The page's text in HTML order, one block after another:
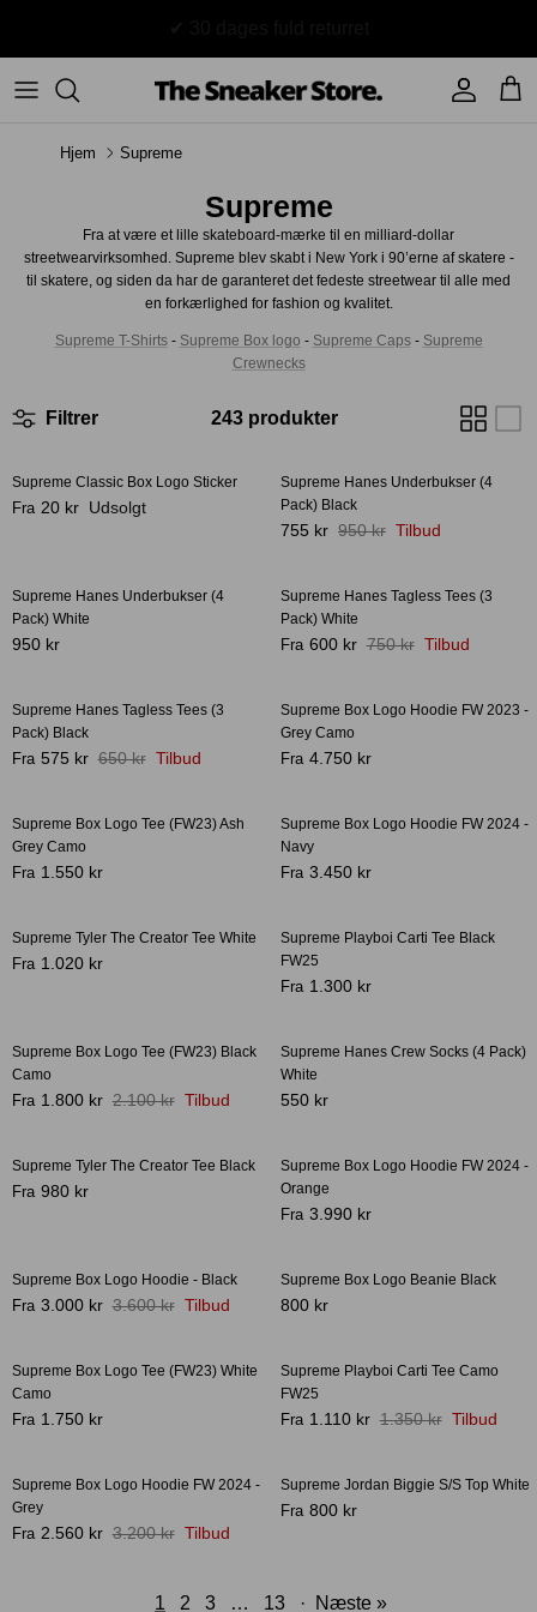
Sneakers
Adidas
UGG
Yeezy
Andre brands
Stüssy
Supreme
BAPE - A Bathing Ape
TSS Collection
Accessories
Sneaker rengøring
Hjem Supreme
Supreme
Fra at være et lille skateboard-mærke til en milliard-dollar
streetwearvirksomhed. Supreme blev skabt i New York i 90’erne af skatere -
til skatere, og siden da har de garanteret det fedeste streetwear til alle med
en forkærlighed for fashion og kvalitet.
Supreme T-Shirts- Supreme Box logo - Supreme Caps- Supreme
Crewnecks
Filtrer 243 produkter
Supreme Classic Box Logo Sticker
Fra 20 kr Udsolgt
-21%
Supreme Hanes Underbukser (4
Pack) Black
755 kr 950 kr Tilbud
Supreme Hanes Underbukser (4
Pack) White
950 kr
Bestseller
-20%
Supreme Hanes Tagless Tees (3
Pack) White
Fra 600 kr 750 kr Tilbud
-12%
Supreme Hanes Tagless Tees (3
Pack) Black
Fra 575 kr 650 kr Tilbud
Supreme Box Logo Hoodie FW 2023 -
Grey Camo
Fra 4.750 kr
Supreme Box Logo Tee (FW23) Ash
Grey Camo
Fra 1.550 kr
Supreme Box Logo Hoodie FW 2024 -
Navy
Fra 3.450 kr
Supreme Tyler The Creator Tee White
Fra 1.020 kr
Supreme Playboi Carti Tee Black
FW25
Fra 1.300 kr
-14%
Supreme Box Logo Tee (FW23) Black
Camo
Fra 1.800 kr 2.100 kr Tilbud
Supreme Hanes Crew Socks (4 Pack)
White
550 kr
Supreme Tyler The Creator Tee Black
Fra 980 kr
Supreme Box Logo Hoodie FW 2024 -
Orange
Fra 3.990 kr
-17%
Supreme Box Logo Hoodie - Black
Fra 3.000 kr 3.600 kr Tilbud
Supreme Box Logo Beanie Black
800 kr
Supreme Box Logo Tee (FW23) White
Camo
Fra 1.750 kr
-40%
Supreme Playboi Carti Tee Camo
FW25
Fra 1.110 kr 1.350 kr Tilbud
-20%
Supreme Box Logo Hoodie FW 2024 -
Grey
Fra 2.560 kr 3.200 kr Tilbud
Supreme Jordan Biggie S/S Top White
Fra 800 kr
1 2 3 … 13 · Næste »